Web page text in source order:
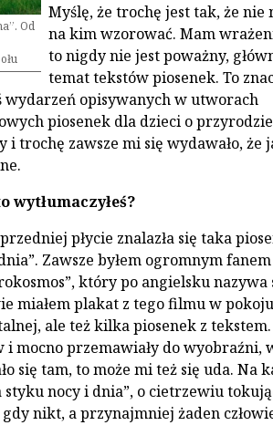
Od
Myślę, że trochę jest tak, że nie
na kim wzorować. Mam
to nigdy nie jest poważny,
temat tekstów piosenek. To
wydarzeń opisywanych w utworach
piosenek dla dzieci o
trochę zawsze mi się wydawało, że
wytłumaczyłeś?
płycie znalazła się taka
Zawsze byłem ogromnym fanem
który po angielsku nazywa
miałem plakat z tego filmu w
ale też kilka piosenek z tekstem.
mocno przemawiały do wyobraźni,
się tam, to może mi też się uda. Na
nocy i dnia”, o cietrzewiu
nikt, a przynajmniej żaden